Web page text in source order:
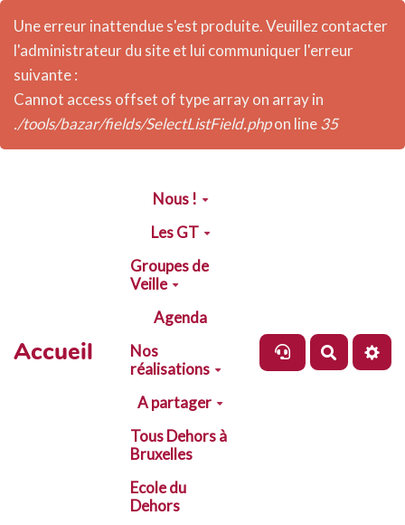
Une erreur inattendue s'est produite. Veuillez contacter
l'administrateur du site et lui communiquer l'erreur
suivante :
Cannot access offset of type array on array in
./tools/bazar/fields/SelectListField.phpon line35
Aller au contenu principal
Accueil
Nous !
Les GT
Groupes de
Veille
Agenda
Nos
réalisations
A partager
Tous Dehors à
Bruxelles
Ecole du
Dehors